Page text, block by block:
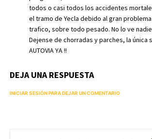
todos o casi todos los accidentes
el tramo de Yecla debido al gran
trafico, sobre todo pesado. No lo ve
Dejense de chorradas y parches, la única
AUTOVIA YA !!
DEJA UNA RESPUESTA
INICIAR SESIÓN PARA DEJAR UN COMENTARIO